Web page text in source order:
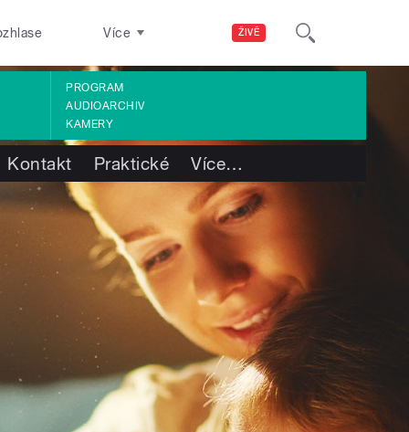
ŽIVĚ
Více
PROGRAM
AUDIOARCHIV
KAMERY
Kontakt Praktické Více…